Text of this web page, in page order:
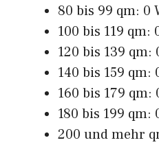
80 bis 99 qm: 0
100 bis 119 qm:
120 bis 139 qm:
140 bis 159 qm:
160 bis 179 qm:
180 bis 199 qm:
200 und mehr